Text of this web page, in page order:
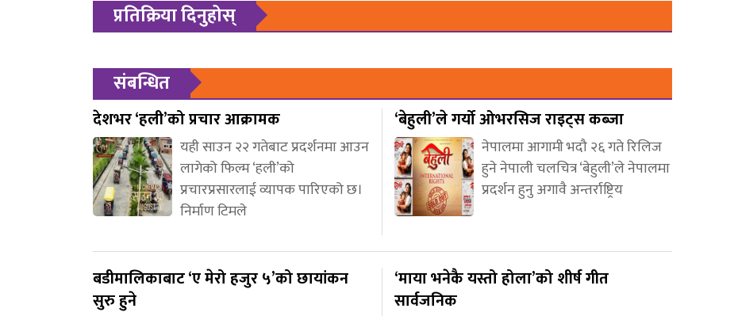
प्रतिक्रिया दिनुहोस्
संबन्धित
देशभर ‘हली’को प्रचार आक्रामक
यही साउन २२ गतेबाट प्रदर्शनमा आउन
लागेको फिल्म ‘हली’को
प्रचारप्रसारलाई व्यापक पारिएको छ।
निर्माण टिमले
‘बेहुली’ले गर्यो ओभरसिज राइट्स कब्जा
नेपालमा आगामी भदौ २६ गते रिलिज
हुने नेपाली चलचित्र ‘बेहुली’ले नेपालमा
प्रदर्शन हुनु अगावै अन्तर्राष्ट्रिय
बडीमालिकाबाट ‘ए मेरो हजुर ५’को छायांकन
सुरु हुने
‘माया भनेकै यस्तो होला’को शीर्ष गीत
सार्वजनिक